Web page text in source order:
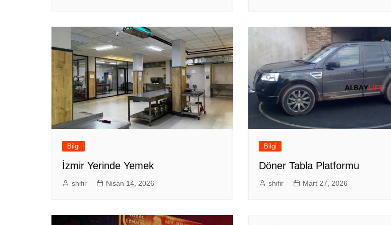
Bilgi
İzmir Yerinde Yemek
shifir Nisan 14, 2026
Bilgi
Döner Tabla Platformu
shifir Mart 27, 2026